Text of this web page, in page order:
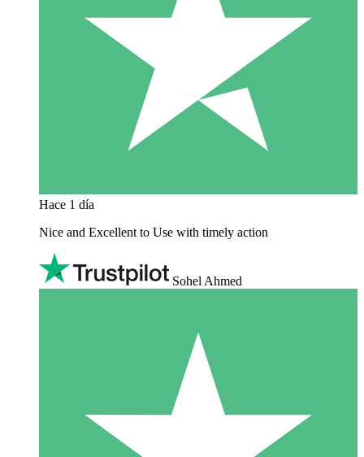
Hace 1 día
Nice and Excellent to Use with timely action
Sohel Ahmed